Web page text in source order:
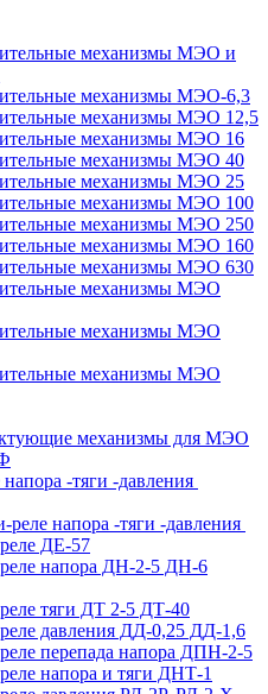
механизмы МЭО и
механизмы МЭО-6,3
механизмы МЭО 12,5
механизмы МЭО 16
механизмы МЭО 40
механизмы МЭО 25
механизмы МЭО 100
механизмы МЭО 250
механизмы МЭО 160
механизмы МЭО 630
механизмы МЭО
механизмы МЭО
механизмы МЭО
механизмы для МЭО
-тяги -давления
реле напора -тяги -давления
ДЕ-57
напора ДН-2-5 ДН-6
тяги ДТ 2-5 ДТ-40
давления ДД-0,25 ДД-1,6
перепада напора ДПН-2-5
напора и тяги ДНТ-1